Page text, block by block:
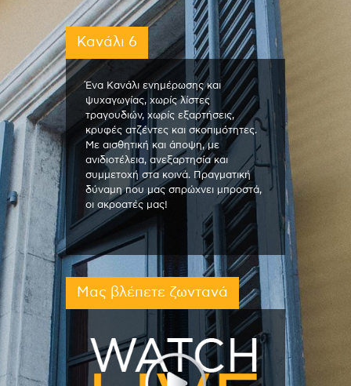
Κανάλι 6
Ένα Κανάλι ενημέρωσης και
ψυχαγωγίας, χωρίς λίστες
τραγουδιών, χωρίς εξαρτήσεις,
κρυφές ατζέντες και σκοπιμότητες.
Με αισθητική και άποψη, με
ανιδιοτέλεια, ανεξαρτησία και
συμμετοχή στα κοινά. Πραγματική
δύναμη που μας σπρώχνει μπροστά,
οι ακροατές μας!
Μας βλέπετε ζωντανά